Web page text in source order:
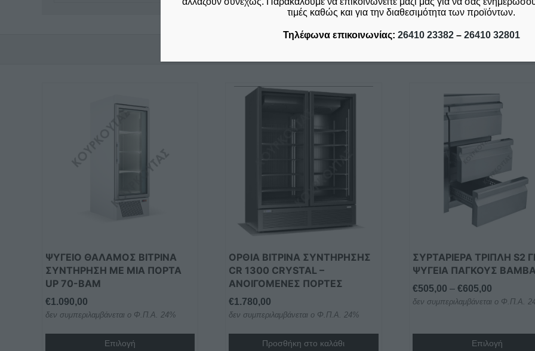
ΨΥΓΕΙΟ ΘΑΛΑΜΟΣ ΒΙΤΡΙΝΑ
ΣΥΝΤΗΡΗΣΗ ΜΕ ΜΙΑ ΠΟΡΤΑ
UP 70-BAM
€1.090,00
δεν συμπεριλαμβάνεται ο Φ.Π.Α. 24%
Επιλογή
ΟΡΘΙΑ ΒΙΤΡΙΝΑ ΣΥΝΤΗΡΗΣΗΣ
CR 1300 CRYSTAL –
ΑΝΟΙΓΟΜΕΝΕΣ ΠΟΡΤΕΣ
€1.780,00
δεν συμπεριλαμβάνεται ο Φ.Π.Α. 24%
Προσθήκη στο καλάθι
ΣΥΡΤΑΡΙΕΡΑ ΤΡΙΠΛΗ S2
ΨΥΓΕΙΑ ΠΑΓΚΟΥΣ
€505,00 – €605,00Price
range:
€605,00
δεν συμπεριλαμβάνεται ο Φ.Π.Α.
Επιλογή
πολλαπλές
μπορούν
σελίδα
προϊόντος
τιμές καθώς και για την διαθεσιμότητα των προϊόντων.
Τηλέφωνα επικοινωνίας: 26410 23382– 26410 32801